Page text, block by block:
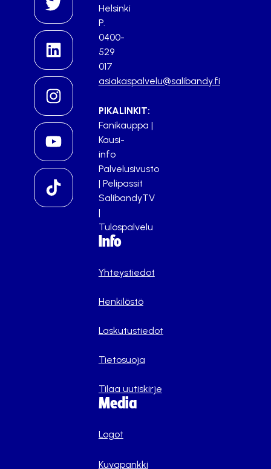
Helsinki
P.
0400-
529
017
asiakaspalvelu@salibandy.fi
PIKALINKIT:
Fanikauppa |
Kausi-
info
Palvelusivusto
| Pelipassit
SalibandyTV
|
Tulospalvelu
Info
Yhteystiedot
Henkilöstö
Laskutustiedot
Tietosuoja
Tilaa uutiskirje
Media
Logot
Kuvapankki